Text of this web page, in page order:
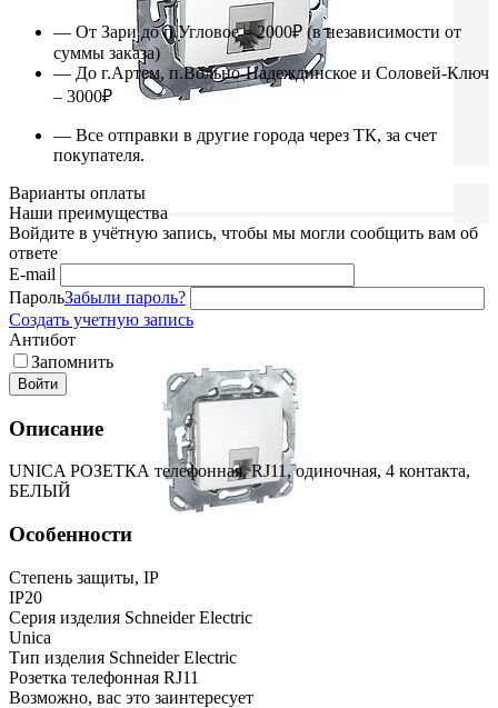
— От Зари до п.Угловое – 2000₽ (в независимости от
суммы заказа)
— До г.Артем, п.Вольно-Надеждинское и Соловей-Ключ
– 3000₽
— Все отправки в другие города через ТК, за счет
покупателя.
Варианты оплаты
Наши преимущества
Войдите в учётную запись, чтобы мы могли сообщить вам об
ответе
E-mail
ПарольЗабыли пароль?
Создать учетную запись
Антибот
Запомнить
Войти
Описание
UNICA РОЗЕТКА телефонная, RJ11, одиночная, 4 контакта,
БЕЛЫЙ
Особенности
Степень защиты, IP
IP20
Серия изделия Schneider Electric
Unica
Тип изделия Schneider Electric
Розетка телефонная RJ11
Возможно, вас это заинтересует